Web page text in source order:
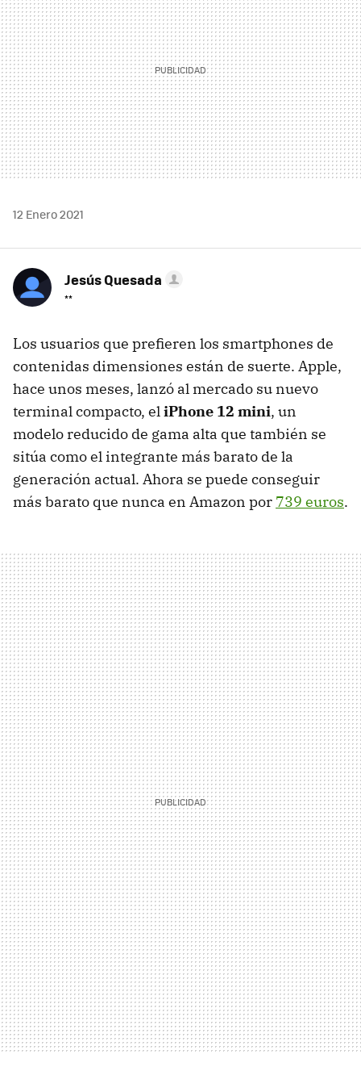
12 Enero 2021
Jesús Quesada
**
Los usuarios que prefieren los smartphones de
contenidas dimensiones están de suerte. Apple,
hace unos meses, lanzó al mercado su nuevo
terminal compacto, eliPhone 12 mini, un
modelo reducido de gama alta que también se
sitúa como el integrante más barato de la
generación actual. Ahora se puede conseguir
más barato que nunca en Amazon por 739 euros.